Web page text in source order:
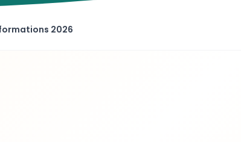
2026